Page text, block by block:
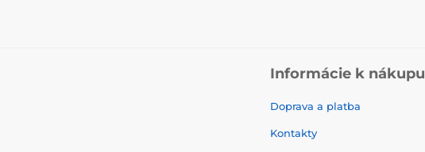
Informácie k nákupu
Doprava a platba
Kontakty